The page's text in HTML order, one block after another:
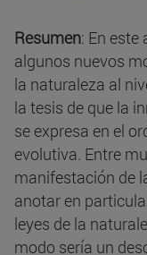
Resumen: En
algunos nuevos
la naturaleza al
la tesis de que la
se expresa en el
evolutiva. Entre
manifestación de
anotar en
leyes de la
modo sería un